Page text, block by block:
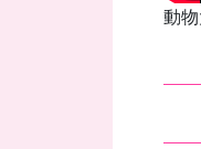
動物